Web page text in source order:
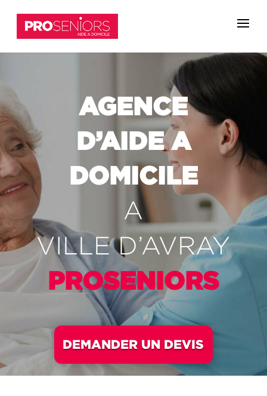
AGENCE
D’AIDE A
DOMICILE
A
VILLE D’AVRAY
PROSENIORS
DEMANDER UN DEVIS